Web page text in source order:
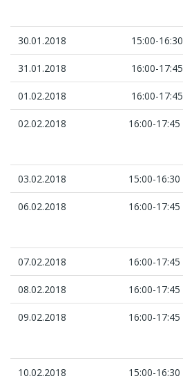
30.01.2018 15:00-16:30
31.01.2018 16:00-17:45
01.02.2018 16:00-17:45
02.02.2018 16:00-17:45
03.02.2018 15:00-16:30
06.02.2018 16:00-17:45
07.02.2018 16:00-17:45
08.02.2018 16:00-17:45
09.02.2018 16:00-17:45
10.02.2018 15:00-16:30